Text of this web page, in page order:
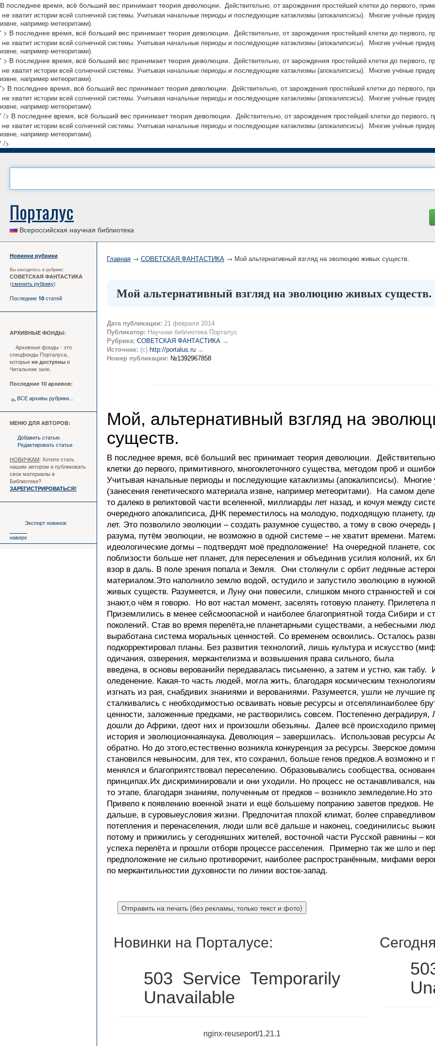
В последнее время, всё больший вес принимает теория деволюции. Действительно, от зарождения простейшей клетки до первого,
не хватит истории всей солнечной системы. Учитывая начальные периоды и последующие катаклизмы (апокалипсисы).
Многие учёные
извне, например метеоритами).
' > В последнее время, всё больший вес принимает теория деволюции. Действительно, от зарождения простейшей клетки до первого,
не хватит истории всей солнечной системы. Учитывая начальные периоды и последующие катаклизмы (апокалипсисы).
Многие учёные
извне, например метеоритами).
' > В последнее время, всё больший вес принимает теория деволюции. Действительно, от зарождения простейшей клетки до первого,
не хватит истории всей солнечной системы. Учитывая начальные периоды и последующие катаклизмы (апокалипсисы).
Многие учёные
извне, например метеоритами).
'> В последнее время, всё больший вес принимает теория деволюции. Действительно, от зарождения простейшей клетки до первого,
не хватит истории всей солнечной системы. Учитывая начальные периоды и последующие катаклизмы (апокалипсисы).
Многие учёные
извне, например метеоритами).
' /> В последнее время, всё больший вес принимает теория деволюции. Действительно, от зарождения простейшей клетки до первого,
не хватит истории всей солнечной системы. Учитывая начальные периоды и последующие катаклизмы (апокалипсисы).
Многие учёные
извне, например метеоритами).
' />
Порталус
Всероссийская научная библиотека
Новинки рубрики
Вы находитесь в рубрике:
СОВЕТСКАЯ ФАНТАСТИКА
(сменить рубрику)
Последние 10 статей
АРХИВНЫЕ ФОНДЫ:
Архивные фонды - это
спецфонды Порталуса,
которые не доступны в
Читальном зале.
Последние 10 архивов:
ВСЕ архивы рубрики...
МЕНЮ ДЛЯ АВТОРОВ:
Добавить статью
Редактировать статьи
НОВИЧКАМ: Хотите стать
нашим автором и публиковать
свои материалы в
Библиотеке?
ЗАРЕГИСТРИРОВАТЬСЯ!
Экспорт новинок
наверх
Главная → СОВЕТСКАЯ ФАНТАСТИКА → Мой альтернативный взгляд на эволюцию живых существ.
Мой альтернативный взгляд на эволюцию живых существ.
Дата публикации: 21 февраля 2014
Публикатор: Научная библиотека Порталус
Рубрика: СОВЕТСКАЯ ФАНТАСТИКА →
Источник: (c) http://portalus.ru →
Номер публикации: №1392967858
Мой, альтернативный взгляд на
существ.
В последнее время, всё больший вес принимает теория деволюции.
клетки до первого, примитивного, многоклеточного существа, методом проб и
Учитывая начальные периоды и последующие катаклизмы (апокалипсисы). Многие
(занесения генетического материала извне, например метеоритами). На самом
то далеко в реликтовой части вселенной, миллиарды лет назад, и кочуя между
очередного апокалипсиса, ДНК переместилось на молодую, подходящую планету,
лет. Это позволило эволюции – создать разумное существо, а тому в свою очередь
разума, путём эволюции, не возможно в одной системе – не хватит времени.
идеологические догмы – подтвердят моё предположение! На очередной планете,
поблизости больше нет планет, для переселения и объединив усилия колоний, их
взор в даль. В поле зрения попала и Земля. Они столкнули с орбит ледяные
материалом.Это наполнило землю водой, остудило и запустило эволюцию в
живых существ. Разумеется, и Луну они повесили, слишком много странностей и
знают,о чём я говорю. Но вот настал момент, заселять готовую планету. Прилетела
Приземлились в менее сейсмоопасной и наиболее благоприятной тогда Сибири и
поколений. Став во время перелёта,не планетарными существами, а небесными
выработана система моральных ценностей. Со временем освоились. Осталось
подкорректировал планы. Без развития технологий, лишь культура и искусство
одичания, озверения, меркантелизма и возвышения права сильного, была
введена, в основы верованийи передавалась письменно, а затем и устно, как табу.
оледенение. Какая-то часть людей, могла жить, благодаря космическим
изгнать из рая, снабдивих знаниями и верованиями. Разумеется, ушли не лучшие
сталкивались с необходимостью осваивать новые ресурсы и отселялинаиболее
ценности, заложенные предками, не растворились совсем. Постепенно деградируя,
дошли до Африки, гдеот них и произошли обезьяны. Далее всё происходило
история и эволюционнаянаука. Деволюция – завершилась. Использовав ресурсы
обратно. Но до этого,естественно возникла конкуренция за ресурсы. Зверское
становился невыносим, для тех, кто сохранил, больше генов предков.А возможно и
менялся и благоприятствовал переселению. Образовывались сообщества,
принципах.Их дискриминировали и они уходили. Но процесс не останавливался,
то этапе, благодаря знаниям, полученным от предков – возникло земледелие.Но
Привело к появлению военной знати и ещё большему попранию заветов предков.
дальше, в суровыеусловия жизни. Предпочитая плохой климат, более
потепления и перенаселения, люди шли всё дальше и наконец, соединилисьс
потому и прижились у сегодняшних жителей, восточной части Русской равнины –
успеха перелёта и прошли отборв процессе расселения. Примерно так же шло и
предположение не сильно противоречит, наиболее распространённым, мифами
по меркантильностии духовности по линии восток-запад.
Новинки на Порталусе:
503 Service Temporarily
Unavailable
nginx-reuseport/1.21.1